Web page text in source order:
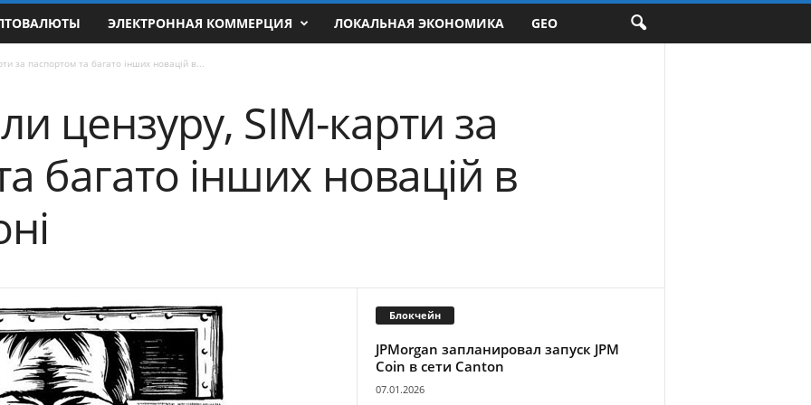
ЭЛЕКТРОННАЯ КОММЕРЦИЯ ЛОКАЛЬНАЯ ЭКОНОМИКА GEO
за паспортом та багато інших новацій в...
цензуру, SIM-карти за
багато інших новацій в
Блокчейн
JPMorgan запланировал запуск JPM
Coin в сети Canton
07.01.2026